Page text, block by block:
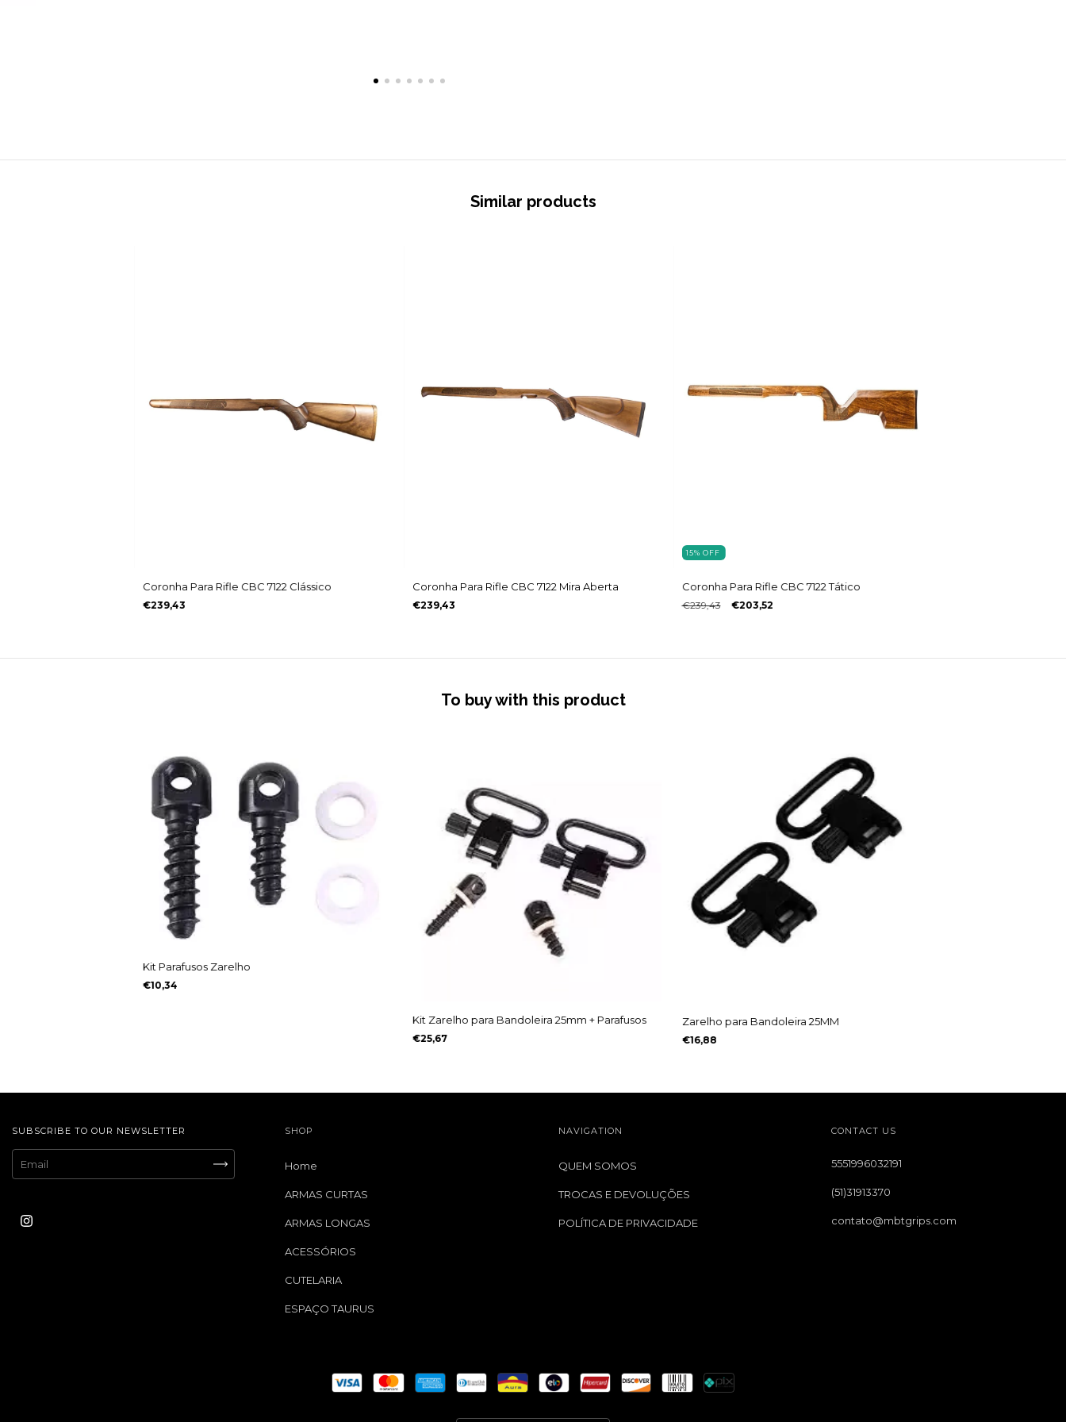
Similar products
Coronha Para Rifle CBC 7122 Clássico
€239,43
Coronha Para Rifle CBC 7122 Mira Aberta
€239,43
15%OFF
Coronha Para Rifle CBC 7122 Tático
€239,43 €203,52
To buy with this product
Kit Parafusos Zarelho
€10,34
Kit Zarelho para Bandoleira 25mm + Parafusos
€25,67
Zarelho para Bandoleira 25MM
€16,88
SUBSCRIBE TO OUR NEWSLETTER SHOP
Home
ARMAS CURTAS
ARMAS LONGAS
ACESSÓRIOS
CUTELARIA
ESPAÇO TAURUS
NAVIGATION
QUEM SOMOS
TROCAS E DEVOLUÇÕES
POLÍTICA DE PRIVACIDADE
CONTACT US
5551996032191
(51)31913370
contato@mbtgrips.com